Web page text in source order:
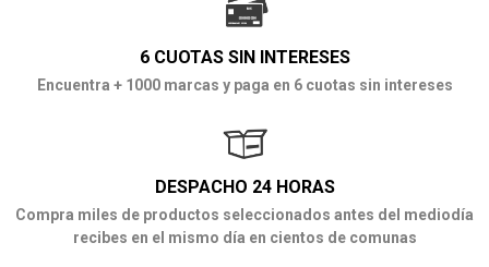
6 CUOTAS SIN INTERESES
Encuentra + 1000 marcas y paga en 6 cuotas sin intereses
DESPACHO 24 HORAS
Compra miles de productos seleccionados antes del mediodía
recibes en el mismo día en cientos de comunas